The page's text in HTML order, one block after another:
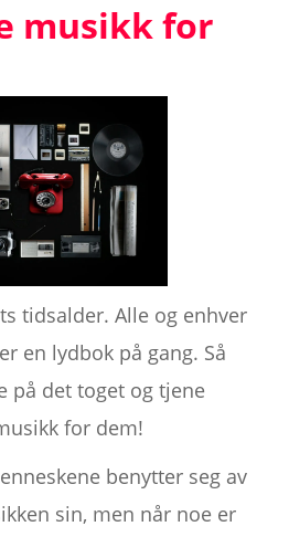
musikk for
tidsalder. Alle og enhver
en lydbok på gang. Så
på det toget og tjene
for dem!
benytter seg av
sin, men når noe er